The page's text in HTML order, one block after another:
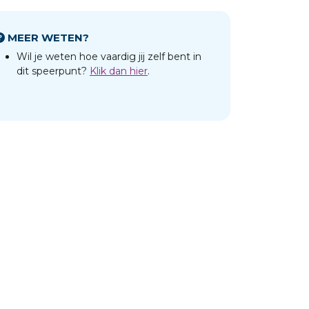
MEER WETEN?
Wil je weten hoe vaardig jij zelf bent in
dit speerpunt? Klik dan hier.